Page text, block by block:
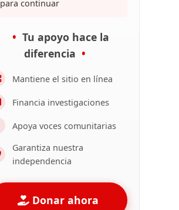
para continuar
Tu apoyo hace la
diferencia
Mantiene el sitio en línea
Financia investigaciones
Apoya voces comunitarias
Garantiza nuestra
independencia
Donar ahora